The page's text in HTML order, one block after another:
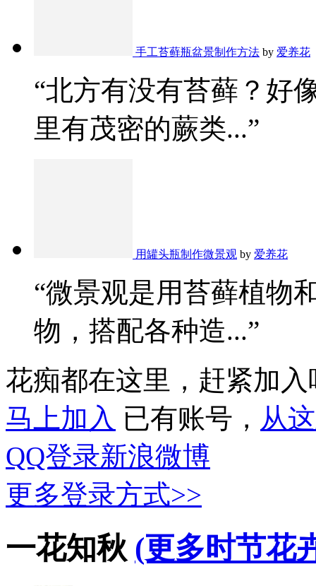
手工苔藓瓶盆景制作方法 by 爱养花
“北方有没有苔藓？好
里有茂密的蕨类...”
用罐头瓶制作微景观 by 爱养花
“微景观是用苔藓植物
物，搭配各种造...”
花痴都在这里，赶紧加入
马上加入 已有账号， 从
QQ登录新浪微博
更多登录方式>>
一花知秋 (更多时节花